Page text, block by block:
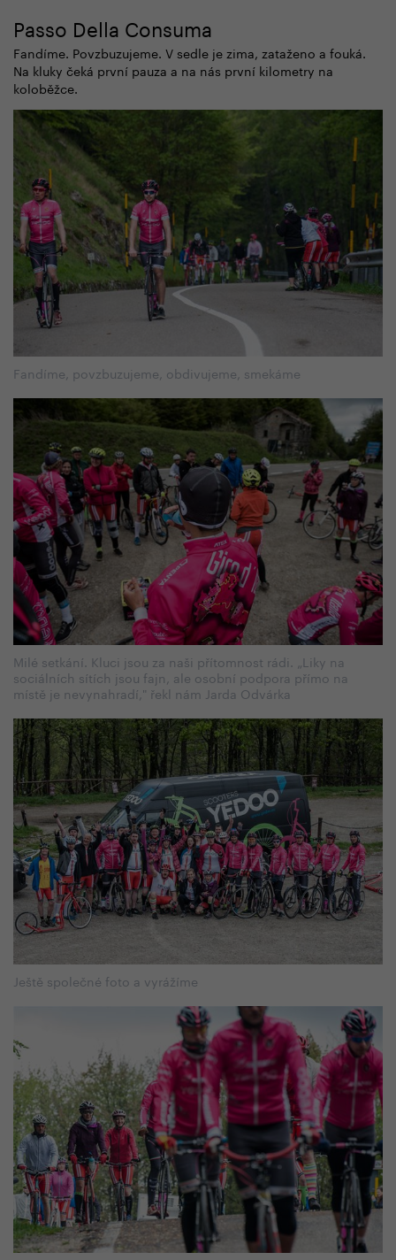
Passo Della Consuma
Fandíme. Povzbuzujeme. V sedle je zima, zataženo a fouká.
Na kluky čeká první pauza a na nás první kilometry na
koloběžce.
Fandíme, povzbuzujeme, obdivujeme, smekáme
Milé setkání. Kluci jsou za naši přítomnost rádi. „Liky na
sociálních sítích jsou fajn, ale osobní podpora přímo na
místě je nevynahradí," řekl nám Jarda Odvárka
Ještě společné foto a vyrážíme